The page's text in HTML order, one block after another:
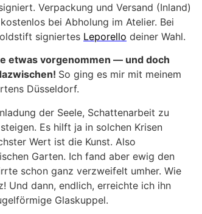
Verpackung und Versand (Inland)
bei Abholung im Atelier. Bei
signiertes Leporello deiner Wahl.
etwas vorgenommen — und doch
So ging es mir mit meinem
Düsseldorf.
der Seele, Schattenarbeit zu
Es hilft ja in solchen Krisen
Wert ist die Kunst. Also
Garten. Ich fand aber ewig den
schon ganz verzweifelt umher. Wie
Und dann, endlich, erreichte ich ihn
Glaskuppel.